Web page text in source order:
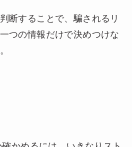
断することで、騙されるリ
つの情報だけで決めつけな